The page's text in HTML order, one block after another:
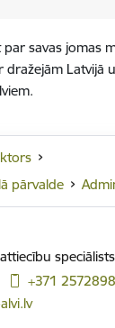
savas jomas
Latvijā
pārvalde
speciālists
+371